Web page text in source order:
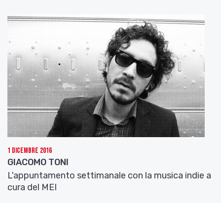
1 Dicembre 2016
GIACOMO TONI
L'appuntamento settimanale con la musica indie a
cura del MEI